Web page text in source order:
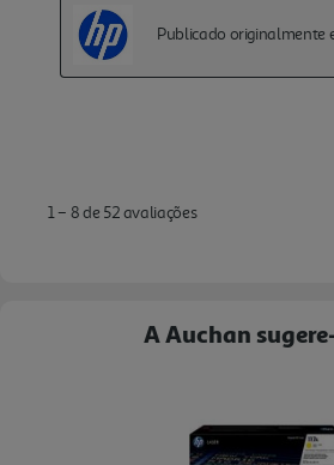
A Auchan